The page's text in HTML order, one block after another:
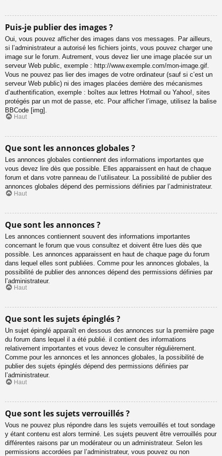
Puis-je publier des images ?
Oui, vous pouvez afficher des images dans vos messages. Par ailleurs,
si l’administrateur a autorisé les fichiers joints, vous pouvez charger une
image sur le forum. Autrement, vous devez lier une image placée sur un
serveur Web public, exemple : http://www.exemple.com/mon-image.gif.
Vous ne pouvez pas lier des images de votre ordinateur (sauf si c’est un
serveur Web public) ni des images placées derrière des mécanismes
d’authentification, exemple : boîtes aux lettres Hotmail ou Yahoo!, sites
protégés par un mot de passe, etc. Pour afficher l’image, utilisez la balise
BBCode [img].
Haut
Que sont les annonces globales ?
Les annonces globales contiennent des informations importantes que
vous devez lire dès que possible. Elles apparaissent en haut de chaque
forum et dans votre panneau de l’utilisateur. La possibilité de publier des
annonces globales dépend des permissions définies par l’administrateur.
Haut
Que sont les annonces ?
Les annonces contiennent souvent des informations importantes
concernant le forum que vous consultez et doivent être lues dès que
possible. Les annonces apparaissent en haut de chaque page du forum
dans lequel elles sont publiées. Comme pour les annonces globales, la
possibilité de publier des annonces dépend des permissions définies par
l’administrateur.
Haut
Que sont les sujets épinglés ?
Un sujet épinglé apparaît en dessous des annonces sur la première page
du forum dans lequel il a été publié. il contient des informations
relativement importantes et vous devez le consulter régulièrement.
Comme pour les annonces et les annonces globales, la possibilité de
publier des sujets épinglés dépend des permissions définies par
l’administrateur.
Haut
Que sont les sujets verrouillés ?
Vous ne pouvez plus répondre dans les sujets verrouillés et tout sondage
y étant contenu est alors terminé. Les sujets peuvent être verrouillés pour
différentes raisons par un modérateur ou un administrateur. Selon les
permissions accordées par l’administrateur, vous pouvez ou non